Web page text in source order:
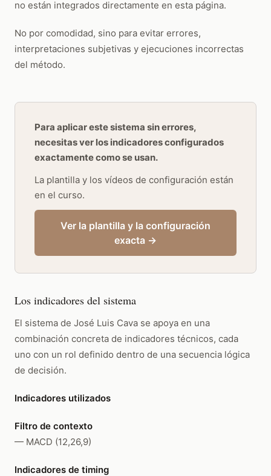
no están integrados directamente en esta página.
No por comodidad, sino para evitar errores,
interpretaciones subjetivas y ejecuciones incorrectas
del método.
Para aplicar este sistema sin errores,
necesitas ver los indicadores configurados
exactamente como se usan.
La plantilla y los vídeos de configuración están
en el curso.
Ver la plantilla y la configuración
exacta →
Los indicadores del sistema
El sistema de José Luis Cava se apoya en una
combinación concreta de indicadores técnicos, cada
uno con un rol definido dentro de una secuencia lógica
de decisión.
Indicadores utilizados
Filtro de contexto
— MACD (12,26,9)
Indicadores de timing